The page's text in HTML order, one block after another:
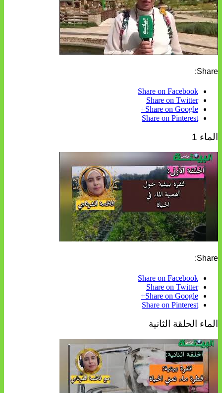
Share:
Share on Facebook
Share on Twitter
Share on Google+
Share on Pinterest
الماء 1
Share:
Share on Facebook
Share on Twitter
Share on Google+
Share on Pinterest
الماء الحلقة الثانية